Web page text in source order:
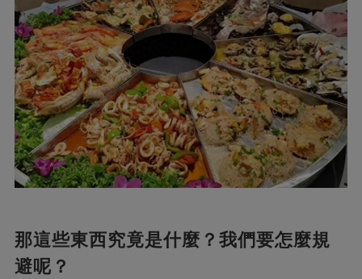
那這些東西究竟是什麼？我們要怎麼規
避呢？